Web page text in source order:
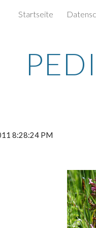
Startseite
8:28:24 PM